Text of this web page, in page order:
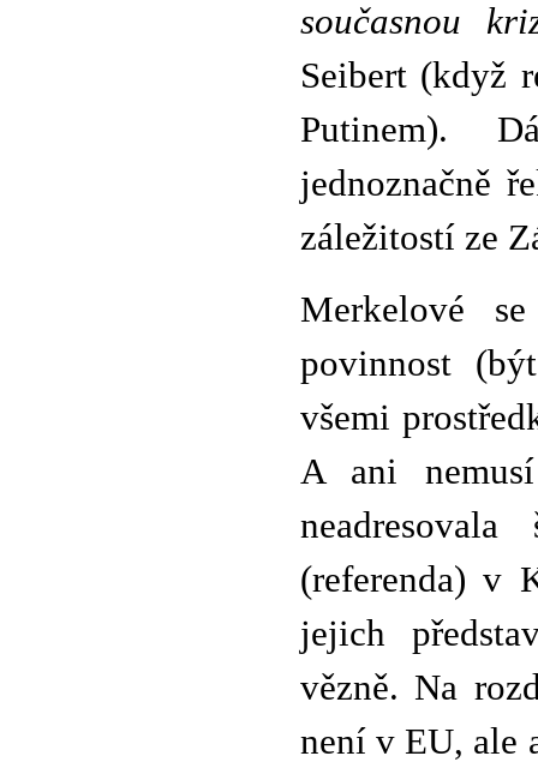
současnou
Seibert (když
Putinem).
jednoznačně
záležitostí ze
Merkelové
povinnost
všemi
A ani
(referenda) v
jejich
vězně. Na
není v EU, ale